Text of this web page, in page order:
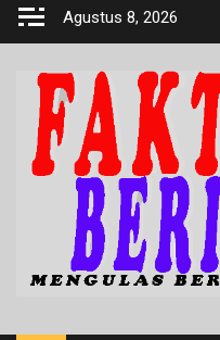
Skip
Agustus 8, 2026